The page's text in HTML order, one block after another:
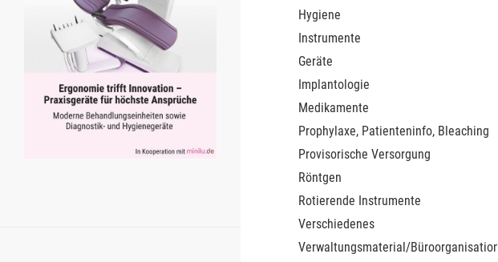
Hygiene
Instrumente
Geräte
Implantologie
Medikamente
Prophylaxe, Patienteninfo, Bleaching
Provisorische Versorgung
Röntgen
Rotierende Instrumente
Verschiedenes
Verwaltungsmaterial/Büroorganisation